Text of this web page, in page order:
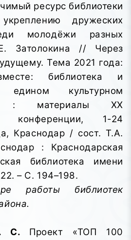
ресурс библиотеки
дружеских
молодёжи разных
Затолокина // Через
Тема 2021 года:
библиотека и
культурном
материалы XX
конференции, 1-24
Краснодар / сост. Т.А.
: Краснодарская
библиотека имени
– С. 194–198.
работы библиотек
С. Проект «ТОП 100